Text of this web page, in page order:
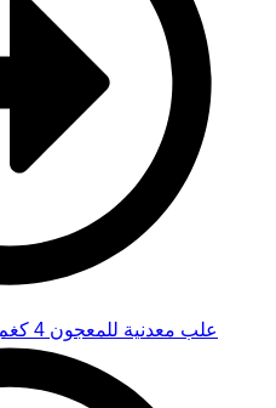
علب معدنية للمعجون 4 كغم